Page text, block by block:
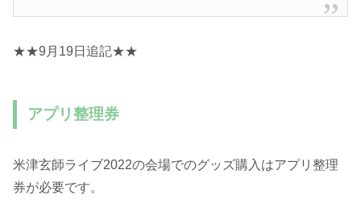
★★9月19日追記★★
アプリ整理券
米津玄師ライブ2022の会場でのグッズ購入はアプリ整理
券が必要です。